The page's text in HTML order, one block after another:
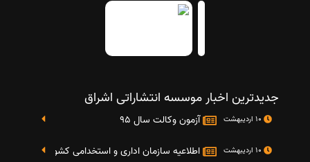
جدیدترین اخبار موسسه انتشاراتی اشراق
آزمون وکالت سال 95
اطلاعیه سازمان اداری و استخدامی کشور در خصوص